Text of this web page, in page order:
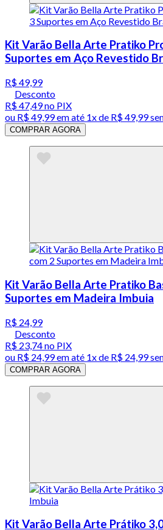
Kit Varão Bella Arte Pratiko
Suportes em Aço Revestido
R$ 49,99
Desconto
R$ 47,49no PIX
ou R$ 49,99em até 1x de R$ 49,99
COMPRAR AGORA
Kit Varão Bella Arte Pratiko
Suportes em Madeira Imbuia
R$ 24,99
Desconto
R$ 23,74no PIX
ou R$ 24,99em até 1x de R$ 24,99
COMPRAR AGORA
Kit Varão Bella Arte Prátiko